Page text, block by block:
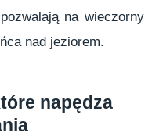
na wieczorny
nad jeziorem.
napędza